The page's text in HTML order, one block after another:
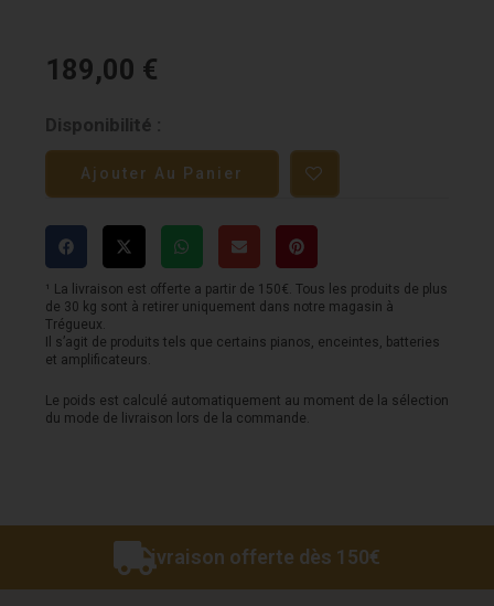
189,00 €
Disponibilité :
quantité
de
Cymbale
AGEAN
crash
16
Beast
Ajouter Au Panier
¹ La livraison est offerte a partir de 150€. Tous les produits de plus
de 30 kg sont à retirer uniquement dans notre magasin à
Trégueux.
Il s’agit de produits tels que certains pianos, enceintes, batteries
et amplificateurs.
Le poids est calculé automatiquement au moment de la sélection
du mode de livraison lors de la commande.
Livraison offerte dès 150€